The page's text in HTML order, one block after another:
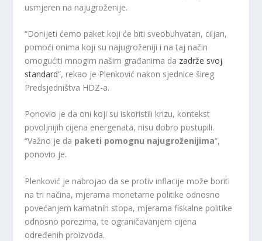
usmjeren na najugroženije.
“Donijeti ćemo paket koji će biti sveobuhvatan, ciljan,
pomoći onima koji su najugroženiji i na taj način
omogućiti mnogim našim građanima da zadrže svoj
standard“, rekao je Plenković nakon sjednice šireg
Predsjedništva HDZ-a.
Ponovio je da oni koji su iskoristili krizu, kontekst
povoljnijih cijena energenata, nisu dobro postupili.
“Važno je da paketi pomognu najugroženijima“,
ponovio je.
Plenković je nabrojao da se protiv inflacije može boriti
na tri načina, mjerama monetarne politike odnosno
povećanjem kamatnih stopa, mjerama fiskalne politike
odnosno porezima, te ograničavanjem cijena
određenih proizvoda.